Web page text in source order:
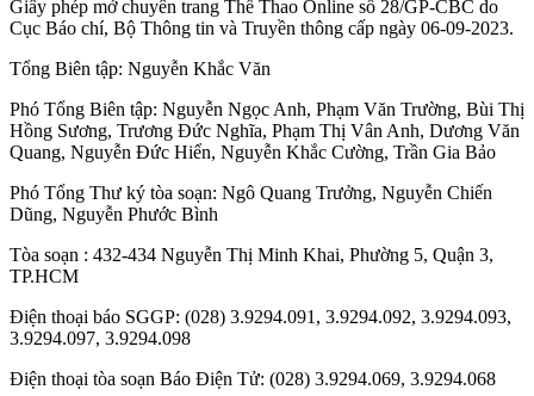
Giấy phép mở chuyên trang Thể Thao Online số 28/GP-CBC do
Cục Báo chí, Bộ Thông tin và Truyền thông cấp ngày 06-09-2023.
Tổng Biên tập: Nguyễn Khắc Văn
Phó Tổng Biên tập: Nguyễn Ngọc Anh, Phạm Văn Trường, Bùi Thị
Hồng Sương, Trương Đức Nghĩa, Phạm Thị Vân Anh, Dương Văn
Quang, Nguyễn Đức Hiển, Nguyễn Khắc Cường, Trần Gia Bảo
Phó Tổng Thư ký tòa soạn: Ngô Quang Trưởng, Nguyễn Chiến
Dũng, Nguyễn Phước Bình
Tòa soạn : 432-434 Nguyễn Thị Minh Khai, Phường 5, Quận 3,
TP.HCM
Điện thoại báo SGGP: (028) 3.9294.091, 3.9294.092, 3.9294.093,
3.9294.097, 3.9294.098
Điện thoại tòa soạn Báo Điện Tử: (028) 3.9294.069, 3.9294.068